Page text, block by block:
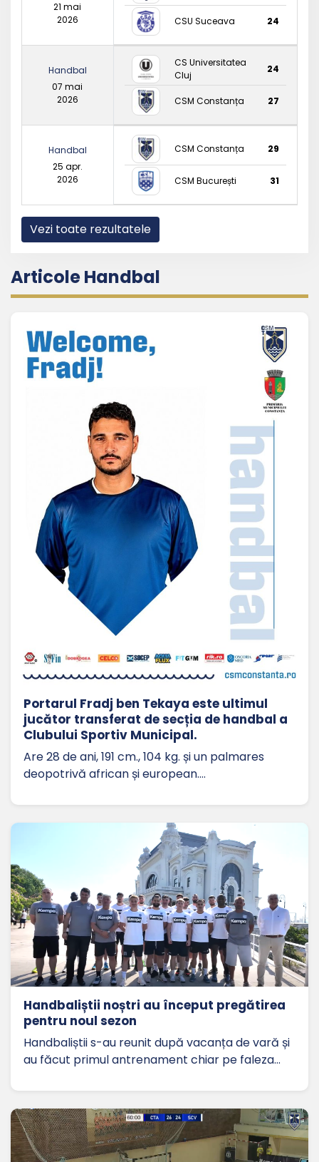
21 mai
2026
CSU Suceava 24
Handbal
07 mai
2026
CS Universitatea
Cluj
24
CSM Constanța 27
Handbal
25 apr.
2026
CSM Constanța 29
CSM București 31
Vezi toate rezultatele
Articole Handbal
Portarul Fradj ben Tekaya este ultimul
jucător transferat de secția de handbal a
Clubului Sportiv Municipal.
Are 28 de ani, 191 cm., 104 kg. și un palmares
deopotrivă african și european.…
Handbaliștii noștri au început pregătirea
pentru noul sezon
Handbaliștii s-au reunit după vacanța de vară și
au făcut primul antrenament chiar pe faleza…